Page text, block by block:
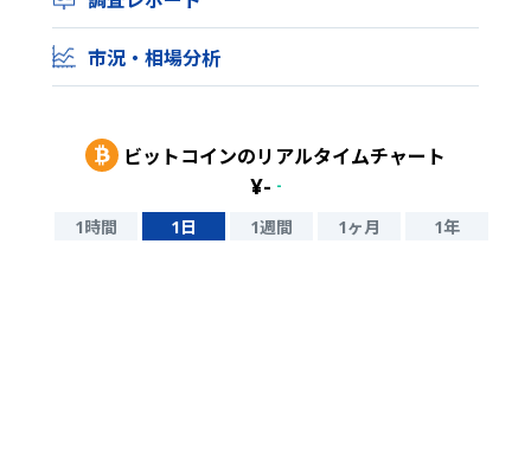
市況・相場分析
ビットコインのリアルタイムチャート
¥- -
1時間 1日 1週間 1ヶ月 1年